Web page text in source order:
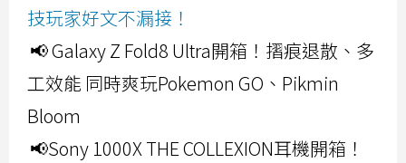
技玩家好文不漏接！
📢 Galaxy Z Fold8 Ultra開箱！摺痕退散、多
工效能 同時爽玩Pokemon GO、Pikmin
Bloom
📢Sony 1000X THE COLLEXION耳機開箱！